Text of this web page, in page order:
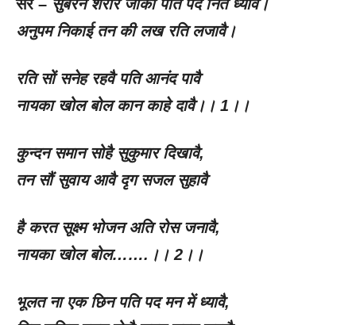
सैर – सुबरन शरीर जाकौ पति पद नित ध्यावै।
अनुपम निकाई तन की लख रति लजावै।
रति सों सनेह रहवै पति आनंद पावै
नायका खोल बोल कान काहे दावै।। 1 ।।
कुन्दन समान सोहै सुकुमार दिखावै,
तन सौं सुवाय आवै दृग सजल सुहावै
है करत सूक्ष्म भोजन अति रोस जनावै,
नायका खोल बोल…….।। 2 ।।
भूलत ना एक छिन पति पद मन में ध्यावै,